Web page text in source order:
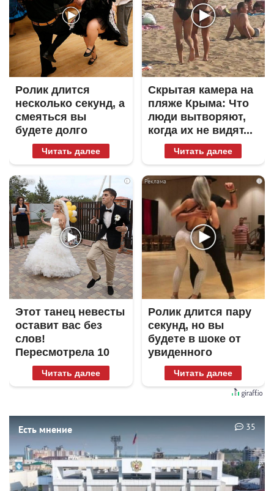
Ролик длится
несколько секунд, а
смеяться вы
будете долго
Читать далее
Скрытая камера на
пляже Крыма: Что
люди вытворяют,
когда их не видят...
Читать далее
i
Этот танец невесты
оставит вас без
слов!
Пересмотрела 10
раз
Читать далее
i
Ролик длится пару
секунд, но вы
будете в шоке от
увиденного
Читать далее
Есть мнение 35